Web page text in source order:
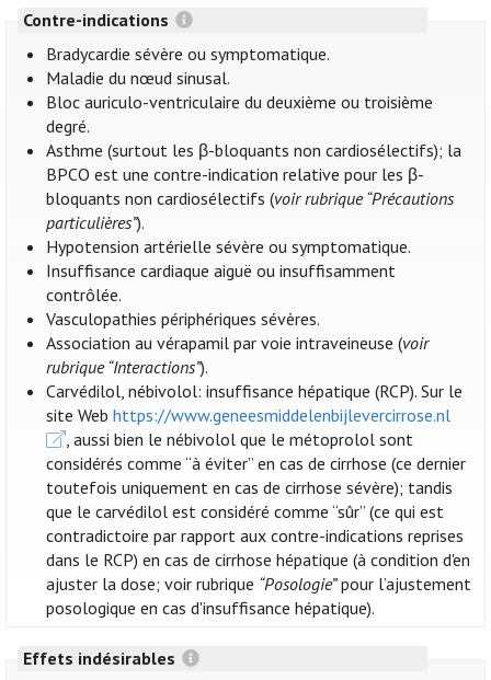
Contre-indications
Bradycardie sévère ou symptomatique.
Maladie du nœud sinusal.
Bloc auriculo-ventriculaire du deuxième ou troisième
degré.
Asthme (surtout les β-bloquants non cardiosélectifs); la
BPCO est une contre-indication relative pour les β-
bloquants non cardiosélectifs (voir rubrique “Précautions
particulières”).
Hypotension artérielle sévère ou symptomatique.
Insuffisance cardiaque aiguë ou insuffisamment
contrôlée.
Vasculopathies périphériques sévères.
Association au vérapamil par voie intraveineuse (voir
rubrique “Interactions”).
Carvédilol, nébivolol: insuffisance hépatique (RCP). Sur le
site Webhttps://www.geneesmiddelenbijlevercirrose.nl
, aussi bien le nébivolol que le métoprolol sont
considérés comme “à éviter” en cas de cirrhose (ce dernier
toutefois uniquement en cas de cirrhose sévère); tandis
que le carvédilol est considéré comme “sûr” (ce qui est
contradictoire par rapport aux contre-indications reprises
dans le RCP) en cas de cirrhose hépatique (à condition d'en
ajuster la dose; voir rubrique “Posologie”pour l’ajustement
posologique en cas d'insuffisance hépatique).
Effets indésirables